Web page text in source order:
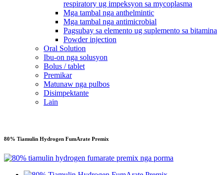
respiratory ug impeksyon sa mycoplasma
Mga tambal nga anthelmintic
Mga tambal nga antimicrobial
Pagsubay sa elemento ug suplemento sa bitamina
Powder injection
Oral Solution
Ibu-on nga solusyon
Bolus / tablet
Premikar
Matunaw nga pulbos
Disimpektante
Lain
80% Tiamulin Hydrogen FumArate Premix